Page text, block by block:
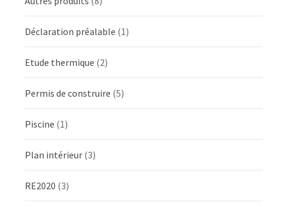
Déclaration préalable (1)
Etude thermique (2)
Permis de construire (5)
Piscine (1)
Plan intérieur (3)
RE2020 (3)